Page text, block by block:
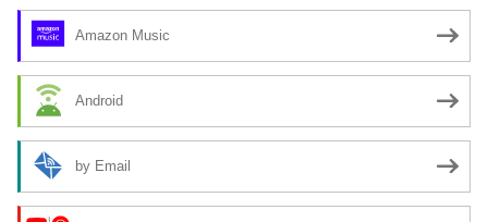
Amazon Music
Android
by Email